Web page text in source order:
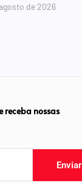
de 2026
receba nossas
Enviar